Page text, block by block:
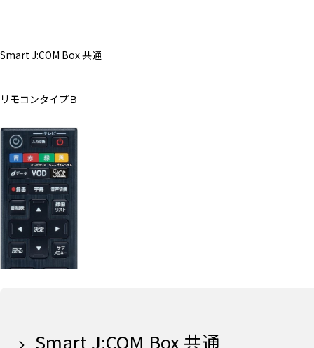
Smart J:COM Box 共通
リモコンタイプＢ
Smart J:COM Box 共通